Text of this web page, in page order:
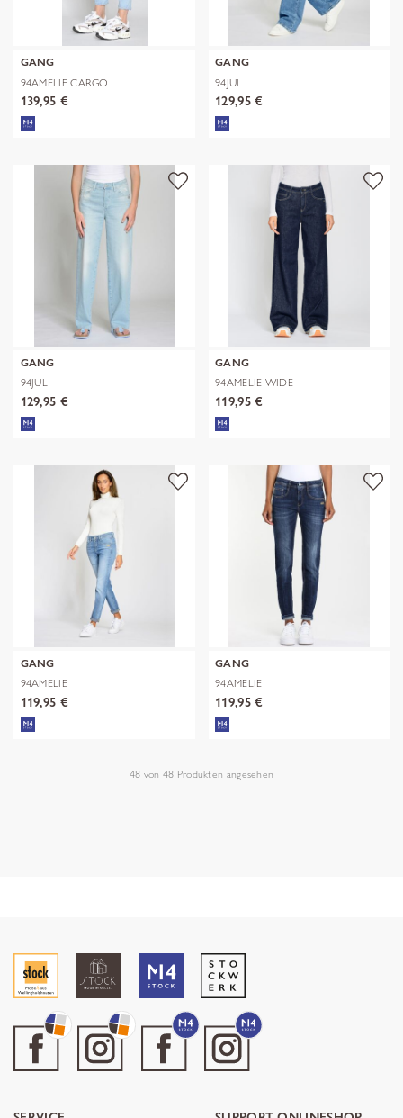
GANG
94AMELIE CARGO
139,95 €
GANG
94JUL
129,95 €
GANG
94JUL
129,95 €
GANG
94AMELIE WIDE
119,95 €
GANG
94AMELIE
119,95 €
GANG
94AMELIE
119,95 €
48 von 48 Produkten angesehen